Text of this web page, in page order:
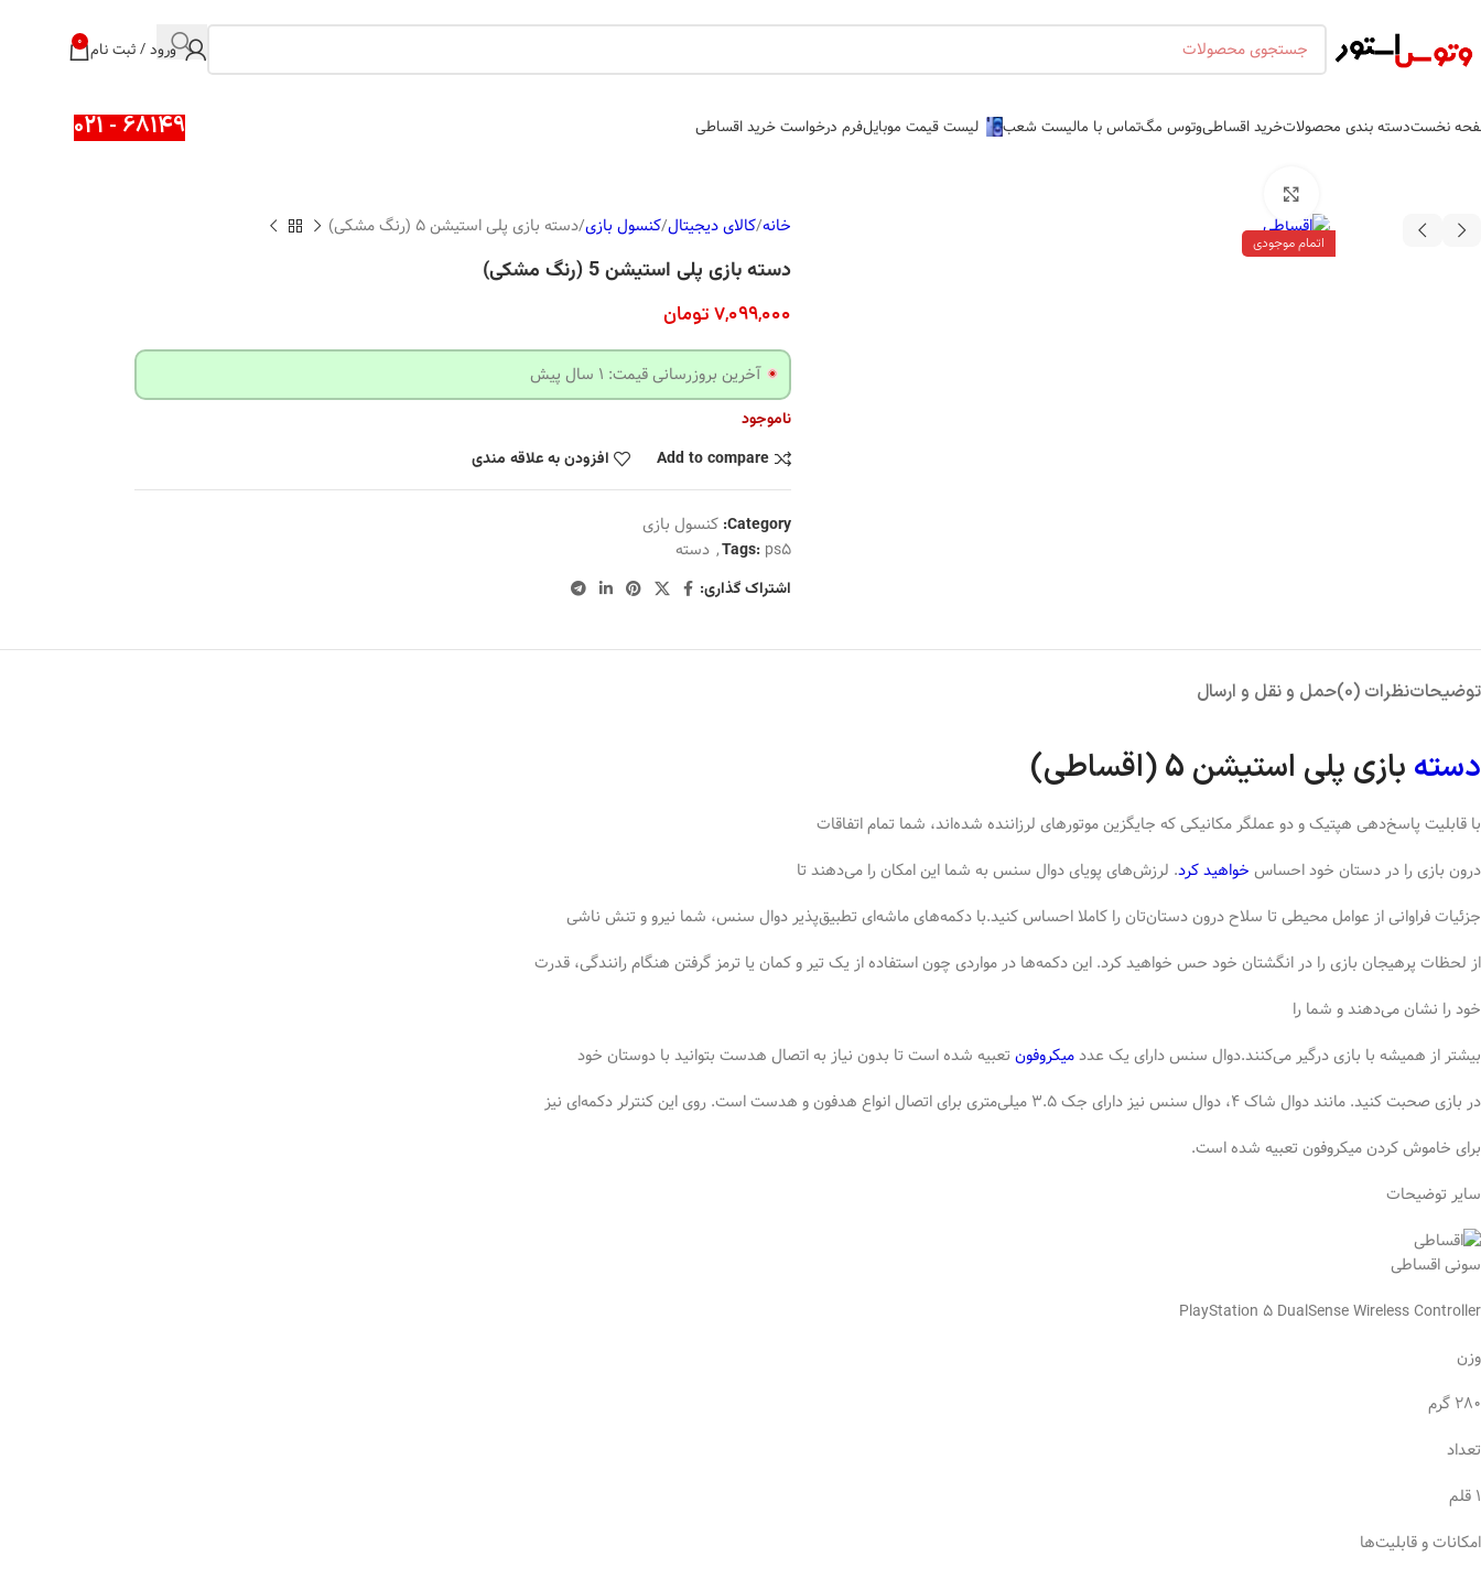
ورود / ثبت نام 0
نخستدسته بندی محصولاتخرید اقساطیوتوس مگتماس با مالیست شعب لیست قیمت موبایلفرم درخواست خرید اقساطی 68149 - 021
اتمام موجودی
خانه کالای دیجیتال کنسول بازی دسته بازی پلی استیشن 5 (رنگ مشکی)
دسته بازی پلی استیشن 5 (رنگ مشکی)
7,099,000تومان
آخرین بروزرسانی قیمت: 1 سال پیش
ناموجود
Add to compare
افزودن به علاقه مندی
Category: کنسول بازی
Tags: ps5
, دسته
اشتراک گذاری:
توضیحاتنظرات (0) حمل و نقل و ارسال
دسته بازی پلی استیشن 5 (اقساطی)
با قابلیت پاسخ‌دهی هپتیک و دو عملگر مکانیکی که جایگزین موتورهای لرزاننده شده‌اند، شما تمام اتفاقات
درون بازی را در دستان خود احساس خواهید کرد. لرزش‌های پویای دوال سنس به شما این امکان را می‌دهند تا
جزئیات فراوانی از عوامل محیطی تا سلاح درون دستان‌تان را کاملا احساس کنید.با دکمه‌های ماشه‌ای تطبیق‌پذیر دوال سنس، شما نیرو و تنش ناشی
از لحظات پرهیجان بازی را در انگشتان خود حس خواهید کرد. این دکمه‌ها در مواردی چون استفاده از یک تیر و کمان یا ترمز گرفتن هنگام رانندگی، قدرت
خود را نشان می‌دهند و شما را
بیشتر از همیشه با بازی درگیر می‌کنند.دوال سنس دارای یک عددمیکروفون تعبیه شده است تا بدون نیاز به اتصال هدست بتوانید با دوستان خود
در بازی صحبت کنید. مانند دوال شاک 4، دوال سنس نیز دارای جک 3.5 میلی‌متری برای اتصال انواع هدفون و هدست است. روی این کنترلر دکمه‌ای نیز
برای خاموش کردن میکروفون تعبیه شده است.
سایر توضیحات
سونی اقساطی
PlayStation ۵ DualSense Wireless Controller
وزن
۲۸۰ گرم
تعداد
۱ قلم
امکانات و قابلیت‌ها